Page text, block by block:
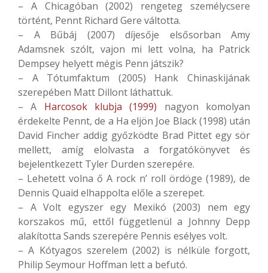
– A Chicagóban (2002) rengeteg személycsere
történt, Pennt Richard Gere váltotta.
– A Bűbáj (2007) díjesője elsősorban Amy
Adamsnek szólt, vajon mi lett volna, ha Patrick
Dempsey helyett mégis Penn játszik?
– A Tótumfaktum (2005) Hank Chinaskijának
szerepében Matt Dillont láthattuk.
– A Harcosok klubja (1999) nagyon komolyan
érdekelte Pennt, de a Ha eljön Joe Black (1998) után
David Fincher addig győzködte Brad Pittet egy sör
mellett, amíg elolvasta a forgatókönyvet és
bejelentkezett Tyler Durden szerepére.
– Lehetett volna ő A rock n’ roll ördöge (1989), de
Dennis Quaid elhappolta előle a szerepet.
– A Volt egyszer egy Mexikó (2003) nem egy
korszakos mű, ettől függetlenül a Johnny Depp
alakította Sands szerepére Pennis esélyes volt.
– A Kótyagos szerelem (2002) is nélküle forgott,
Philip Seymour Hoffman lett a befutó.